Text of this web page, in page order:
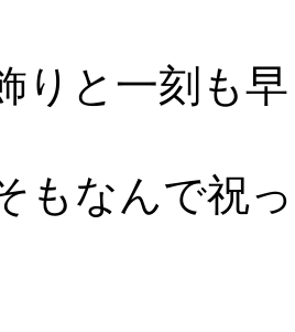
りと一刻も
もなんで祝